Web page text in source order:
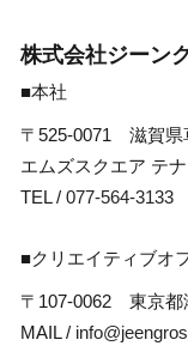
株式会社ジーン
■本社
〒525-0071 滋賀県
エムズスクエア テ
TEL / 077-564-3133
■クリエイティブオ
〒107-0062 東京都
MAIL /